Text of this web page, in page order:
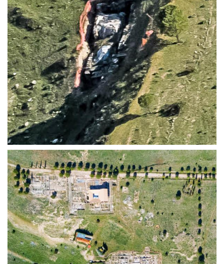
LA TORRE ORIENTAL Y LA LETRINA | ERCÁVICA